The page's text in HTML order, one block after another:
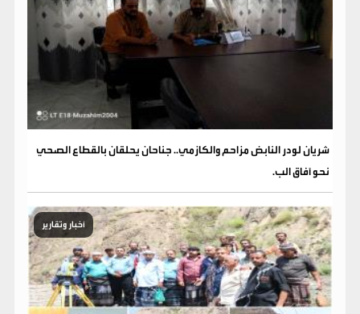
شريان لودر النابض مزاحم والكازمي.. جناحان يحلقان بالقطاع الصحي
نحو آفاق الب.
أخبار وتقارير